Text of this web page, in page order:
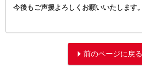
今後もご声援よろしくお願いいたします。
前のページに戻る